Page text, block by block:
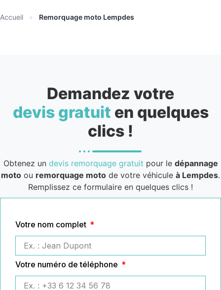
Accueil » Remorquage moto Lempdes
Demandez votre
devis gratuit en quelques
clics !
Obtenez un devis remorquage gratuit pour le dépannage
moto ou remorquage moto de votre véhicule à Lempdes.
Remplissez ce formulaire en quelques clics !
Votre nom complet
Votre numéro de téléphone